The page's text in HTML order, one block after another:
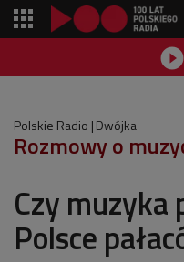

Polskie Radio Dwójka
Rozmowy o
Czy
Polsce